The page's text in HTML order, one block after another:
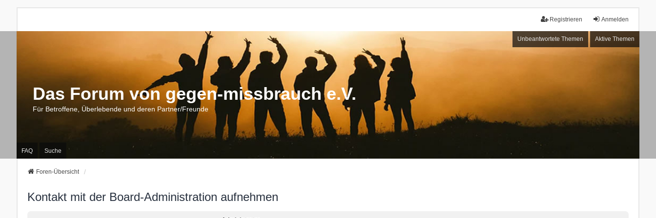
Anmelden
Registrieren
Unbeantwortete Themen Aktive Themen
Das Forum von gegen-missbrauch e.V.
Für Betroffene, Überlebende und deren Partner/Freunde
FAQ Suche
Foren-Übersicht
Kontakt mit der Board-Administration aufnehmen